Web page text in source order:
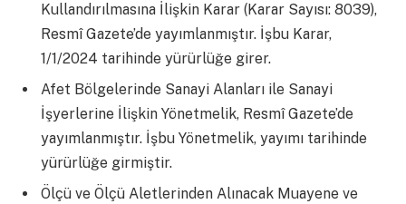
Kullandırılmasına İlişkin Karar (Karar Sayısı: 8039),
Resmî Gazete’de yayımlanmıştır. İşbu Karar,
1/1/2024 tarihinde yürürlüğe girer.
Afet Bölgelerinde Sanayi Alanları ile Sanayi
İşyerlerine İlişkin Yönetmelik, Resmî Gazete’de
yayımlanmıştır. İşbu Yönetmelik, yayımı tarihinde
yürürlüğe girmiştir.
Ölçü ve Ölçü Aletlerinden Alınacak Muayene ve